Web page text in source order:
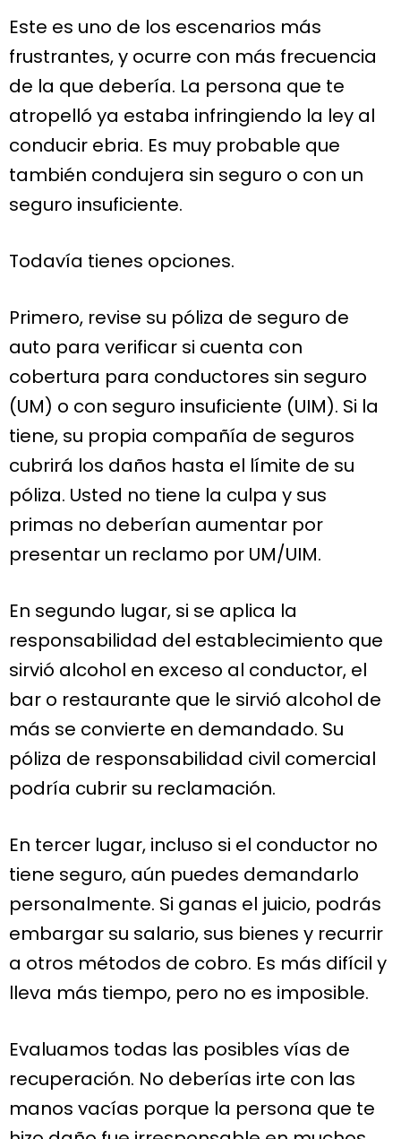
Este es uno de los escenarios más
frustrantes, y ocurre con más frecuencia
de la que debería. La persona que te
atropelló ya estaba infringiendo la ley al
conducir ebria. Es muy probable que
también condujera sin seguro o con un
seguro insuficiente.
Todavía tienes opciones.
Primero, revise su póliza de seguro de
auto para verificar si cuenta con
cobertura para conductores sin seguro
(UM) o con seguro insuficiente (UIM). Si la
tiene, su propia compañía de seguros
cubrirá los daños hasta el límite de su
póliza. Usted no tiene la culpa y sus
primas no deberían aumentar por
presentar un reclamo por UM/UIM.
En segundo lugar, si se aplica la
responsabilidad del establecimiento que
sirvió alcohol en exceso al conductor, el
bar o restaurante que le sirvió alcohol de
más se convierte en demandado. Su
póliza de responsabilidad civil comercial
podría cubrir su reclamación.
En tercer lugar, incluso si el conductor no
tiene seguro, aún puedes demandarlo
personalmente. Si ganas el juicio, podrás
embargar su salario, sus bienes y recurrir
a otros métodos de cobro. Es más difícil y
lleva más tiempo, pero no es imposible.
Evaluamos todas las posibles vías de
recuperación. No deberías irte con las
manos vacías porque la persona que te